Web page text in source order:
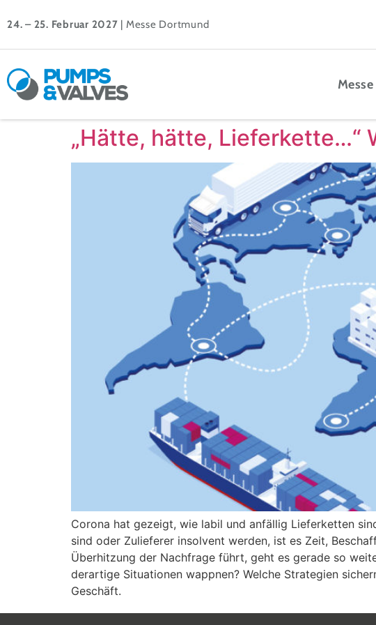
24. – 25. Februar 2027 | Messe Dortmund
Messe
„Hätte, hätte, Lieferkette…“
Corona hat gezeigt, wie labil und anfällig Lieferketten
sind oder Zulieferer insolvent werden, ist es Zeit,
Überhitzung der Nachfrage führt, geht es gerade so
derartige Situationen wappnen? Welche Strategien
Geschäft.